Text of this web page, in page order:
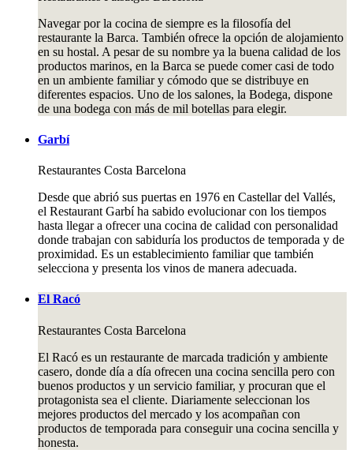
Navegar por la cocina de siempre es la filosofía del
restaurante la Barca. También ofrece la opción de alojamiento
en su hostal. A pesar de su nombre ya la buena calidad de los
productos marinos, en la Barca se puede comer casi de todo
en un ambiente familiar y cómodo que se distribuye en
diferentes espacios. Uno de los salones, la Bodega, dispone
de una bodega con más de mil botellas para elegir.
Garbí
Restaurantes Costa Barcelona
Desde que abrió sus puertas en 1976 en Castellar del Vallés,
el Restaurant Garbí ha sabido evolucionar con los tiempos
hasta llegar a ofrecer una cocina de calidad con personalidad
donde trabajan con sabiduría los productos de temporada y de
proximidad. Es un establecimiento familiar que también
selecciona y presenta los vinos de manera adecuada.
El Racó
Restaurantes Costa Barcelona
El Racó es un restaurante de marcada tradición y ambiente
casero, donde día a día ofrecen una cocina sencilla pero con
buenos productos y un servicio familiar, y procuran que el
protagonista sea el cliente. Diariamente seleccionan los
mejores productos del mercado y los acompañan con
productos de temporada para conseguir una cocina sencilla y
honesta.